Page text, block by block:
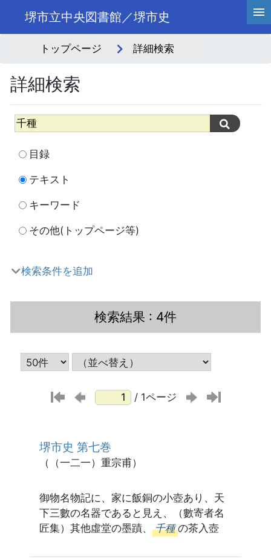
堺市立中央図書館／堺市史
トップページ 詳細検索
詳細検索
目録
テキスト
キーワード
その他(トップページ等)
検索条件を追加
検索結果 : 4件
/ 1ページ
堺市史 第七巻
（（一二一）重宗甫）
御物名物記に、家に飯銅の小壺あり、天
下三數の名器であると見え、（數寄者名
匠集）其他虛堂の墨蹟、 千種 の茶入壺